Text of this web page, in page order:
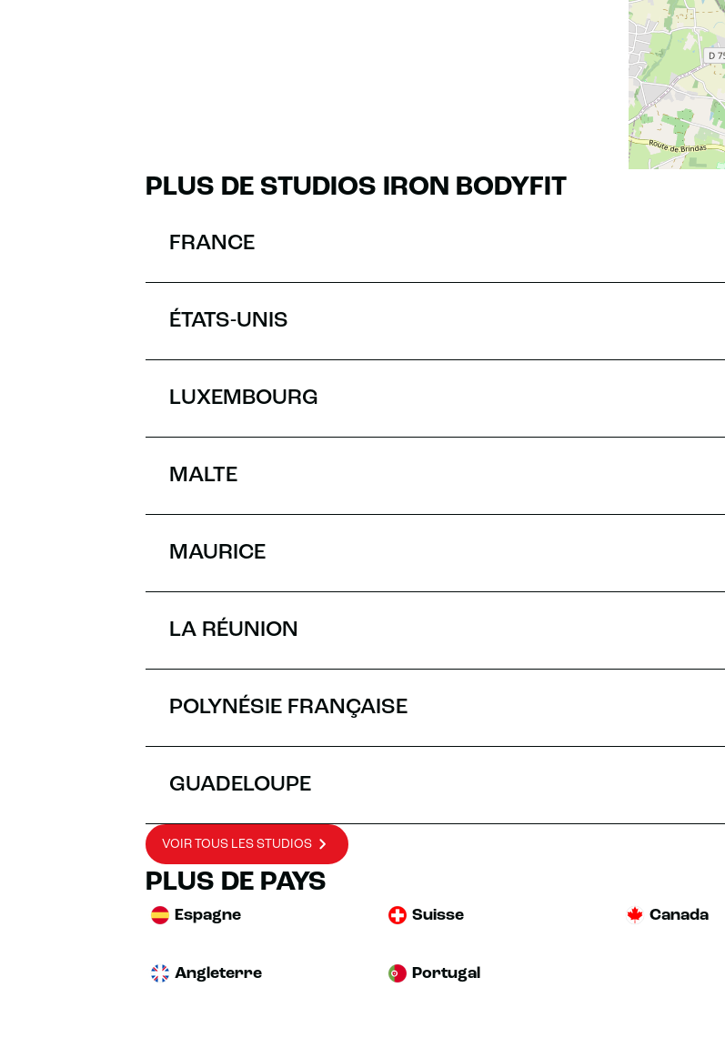
PLUS DE STUDIOS IRON BODYFIT
FRANCE
ÉTATS-UNIS
LUXEMBOURG
MALTE
MAURICE
LA RÉUNION
POLYNÉSIE FRANÇAISE
GUADELOUPE
VOIR TOUS LES STUDIOS
PLUS DE PAYS
Espagne Suisse Canada
Angleterre Portugal